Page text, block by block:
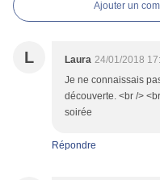
Ajouter un
L Laura 24/01/2018
Je ne connaissais
découverte. <br />
soirée
Répondre